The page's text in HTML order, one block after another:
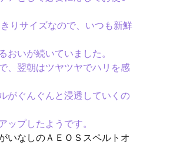
きりサイズなので、いつも新鮮
おいが続いていました。
、翌朝はツヤツヤでハリを感
がぐんぐんと浸透していくの
ップしたようです。
いなしのＡＥＯＳスペルトオ